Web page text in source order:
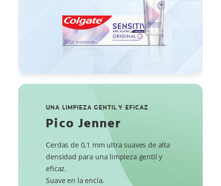
UNA LIMPIEZA GENTIL Y EFICAZ
Pico Jenner
Cerdas de 0,1 mm ultra suaves de alta
densidad para una limpieza gentil y
eficaz.
Suave en la encía.